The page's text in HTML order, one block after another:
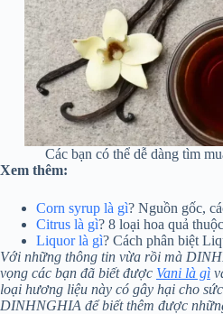
Các bạn có thể dễ dàng tìm
Xem thêm:
Corn syrup là gì? Nguồn gốc,
Citrus là gì? 8 loại hoa quả
Liquor là gì? Cách phân biệt
Với những thông tin vừa rồi mà
vọng các bạn đã biết được Vani là gì
loại hương liệu này có gây hại cho
DINHNGHIA để biết thêm được